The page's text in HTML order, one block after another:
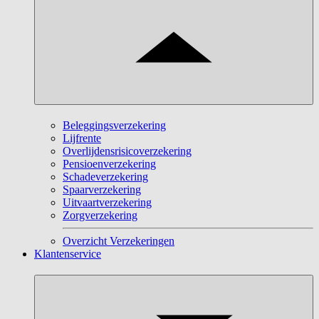
Beleggingsverzekering
Lijfrente
Overlijdensrisicoverzekering
Pensioenverzekering
Schadeverzekering
Spaarverzekering
Uitvaartverzekering
Zorgverzekering
Overzicht Verzekeringen
Klantenservice